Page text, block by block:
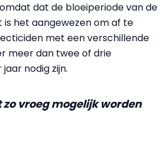
dat de bloeiperiode van de
is het aangewezen om af te
met een verschillende
meer dan twee of drie
nodig zijn.
zo vroeg mogelijk worden